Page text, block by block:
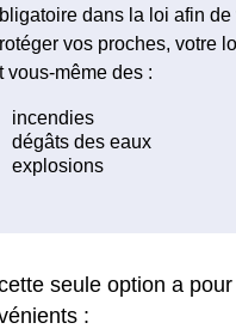
dans la loi afin de
vos proches, votre
vous-même des :
seule option a pour
: